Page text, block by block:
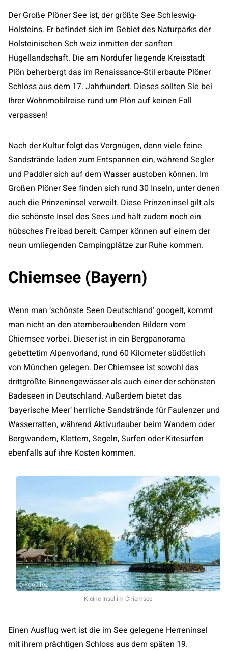
Der Große Plöner See ist, der größte See Schleswig-
Holsteins. Er befindet sich im Gebiet des Naturparks der
Holsteinischen Sch weiz inmitten der sanften
Hügellandschaft. Die am Nordufer liegende Kreisstadt
Plön beherbergt das im Renaissance-Stil erbaute Plöner
Schloss aus dem 17. Jahrhundert. Dieses sollten Sie bei
Ihrer Wohnmobilreise rund um Plön auf keinen Fall
verpassen!
Nach der Kultur folgt das Vergnügen, denn viele feine
Sandstrände laden zum Entspannen ein, während Segler
und Paddler sich auf dem Wasser austoben können. Im
Großen Plöner See finden sich rund 30 Inseln, unter denen
auch die Prinzeninsel verweilt. Diese Prinzeninsel gilt als
die schönste Insel des Sees und hält zudem noch ein
hübsches Freibad bereit. Camper können auf einem der
neun umliegenden Campingplätze zur Ruhe kommen.
Chiemsee (Bayern)
Wenn man ‘schönste Seen Deutschland’ googelt, kommt
man nicht an den atemberaubenden Bildern vom
Chiemsee vorbei. Dieser ist in ein Bergpanorama
gebettetim Alpenvorland, rund 60 Kilometer südöstlich
von München gelegen. Der Chiemsee ist sowohl das
drittgrößte Binnengewässer als auch einer der schönsten
Badeseen in Deutschland. Außerdem bietet das
’bayerische Meer‘ herrliche Sandstrände für Faulenzer und
Wasserratten, während Aktivurlauber beim Wandern oder
Bergwandern, Klettern, Segeln, Surfen oder Kitesurfen
ebenfalls auf ihre Kosten kommen.
© FooTToo
Kleine Insel im Chiemsee
Einen Ausflug wert ist die im See gelegene Herreninsel
mit ihrem prächtigen Schloss aus dem späten 19.